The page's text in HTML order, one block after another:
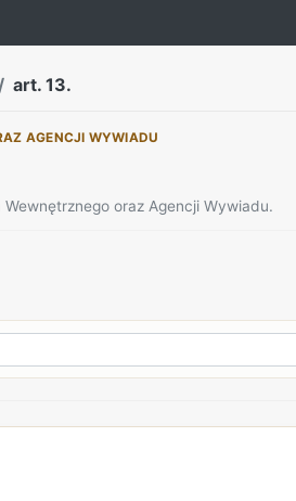
art. 13.
AGENCJI WYWIADU
oraz Agencji Wywiadu.